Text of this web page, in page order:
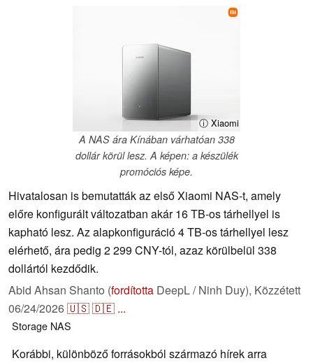
ⓘ Xiaomi
A NAS ára Kínában várhatóan 338
dollár körül lesz. A képen: a készülék
promóciós képe.
Hivatalosan is bemutatták az első Xiaomi NAS-t, amely
előre konfigurált változatban akár 16 TB-os tárhellyel is
kapható lesz. Az alapkonfiguráció 4 TB-os tárhellyel lesz
elérhető, ára pedig 2 299 CNY-tól, azaz körülbelül 338
dollártól kezdődik.
Abid Ahsan Shanto (fordította DeepL / Ninh Duy), Közzétett
06/24/2026🇺🇸🇩🇪 ...
Storage NAS
Korábbi, különböző forrásokból származó hírek arra